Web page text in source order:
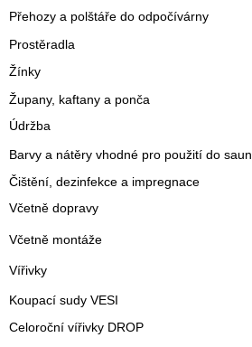
Přehozy a polštáře do odpočívárny
Prostěradla
Žínky
Župany, kaftany a ponča
Údržba
Barvy a nátěry vhodné pro použití do saun
Čištění, dezinfekce a impregnace
Včetně dopravy
Včetně montáže
Vířivky
Koupací sudy VESI
Celoroční vířivky DROP